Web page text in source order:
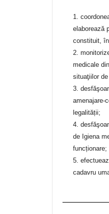
elaborează
constituit,
medicale
situaţiilor
amenajare-
legalității;
de Igiena
funcționare;
cadavru